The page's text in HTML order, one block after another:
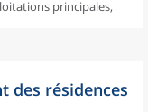
principales,
des résidences